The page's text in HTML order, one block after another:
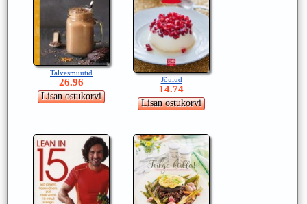
Talvesmuutid
26.96 Jõulud
14.74